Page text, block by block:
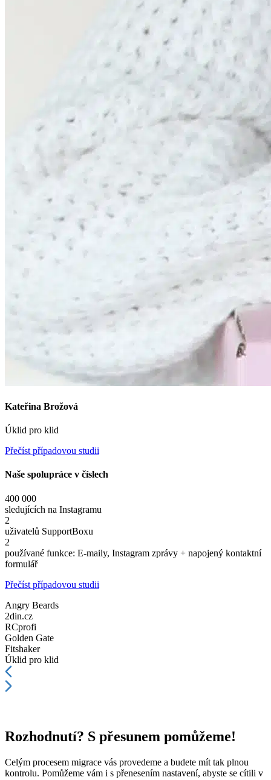
Kateřina Brožová
Úklid pro klid
Přečíst případovou studii
Naše spolupráce v číslech
400 000
sledujících na Instagramu
2
uživatelů SupportBoxu
2
používané funkce: E-maily, Instagram zprávy + napojený kontaktní
formulář
Přečíst případovou studii
Angry Beards
2din.cz
RCprofi
Golden Gate
Fitshaker
Úklid pro klid
Rozhodnutí? S přesunem pomůžeme!
Celým procesem migrace vás provedeme a budete mít tak plnou
kontrolu. Pomůžeme vám i s přenesením nastavení, abyste se cítili v